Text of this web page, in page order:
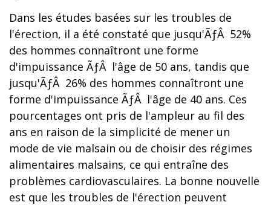
Dans les études basées sur les troubles de
l'érection, il a été constaté que jusqu'ÃƒÂ 52%
des hommes connaîtront une forme
d'impuissance ÃƒÂ l'âge de 50 ans, tandis que
jusqu'ÃƒÂ 26% des hommes connaîtront une
forme d'impuissance ÃƒÂ l'âge de 40 ans. Ces
pourcentages ont pris de l'ampleur au fil des
ans en raison de la simplicité de mener un
mode de vie malsain ou de choisir des régimes
alimentaires malsains, ce qui entraîne des
problèmes cardiovasculaires. La bonne nouvelle
est que les troubles de l'érection peuvent